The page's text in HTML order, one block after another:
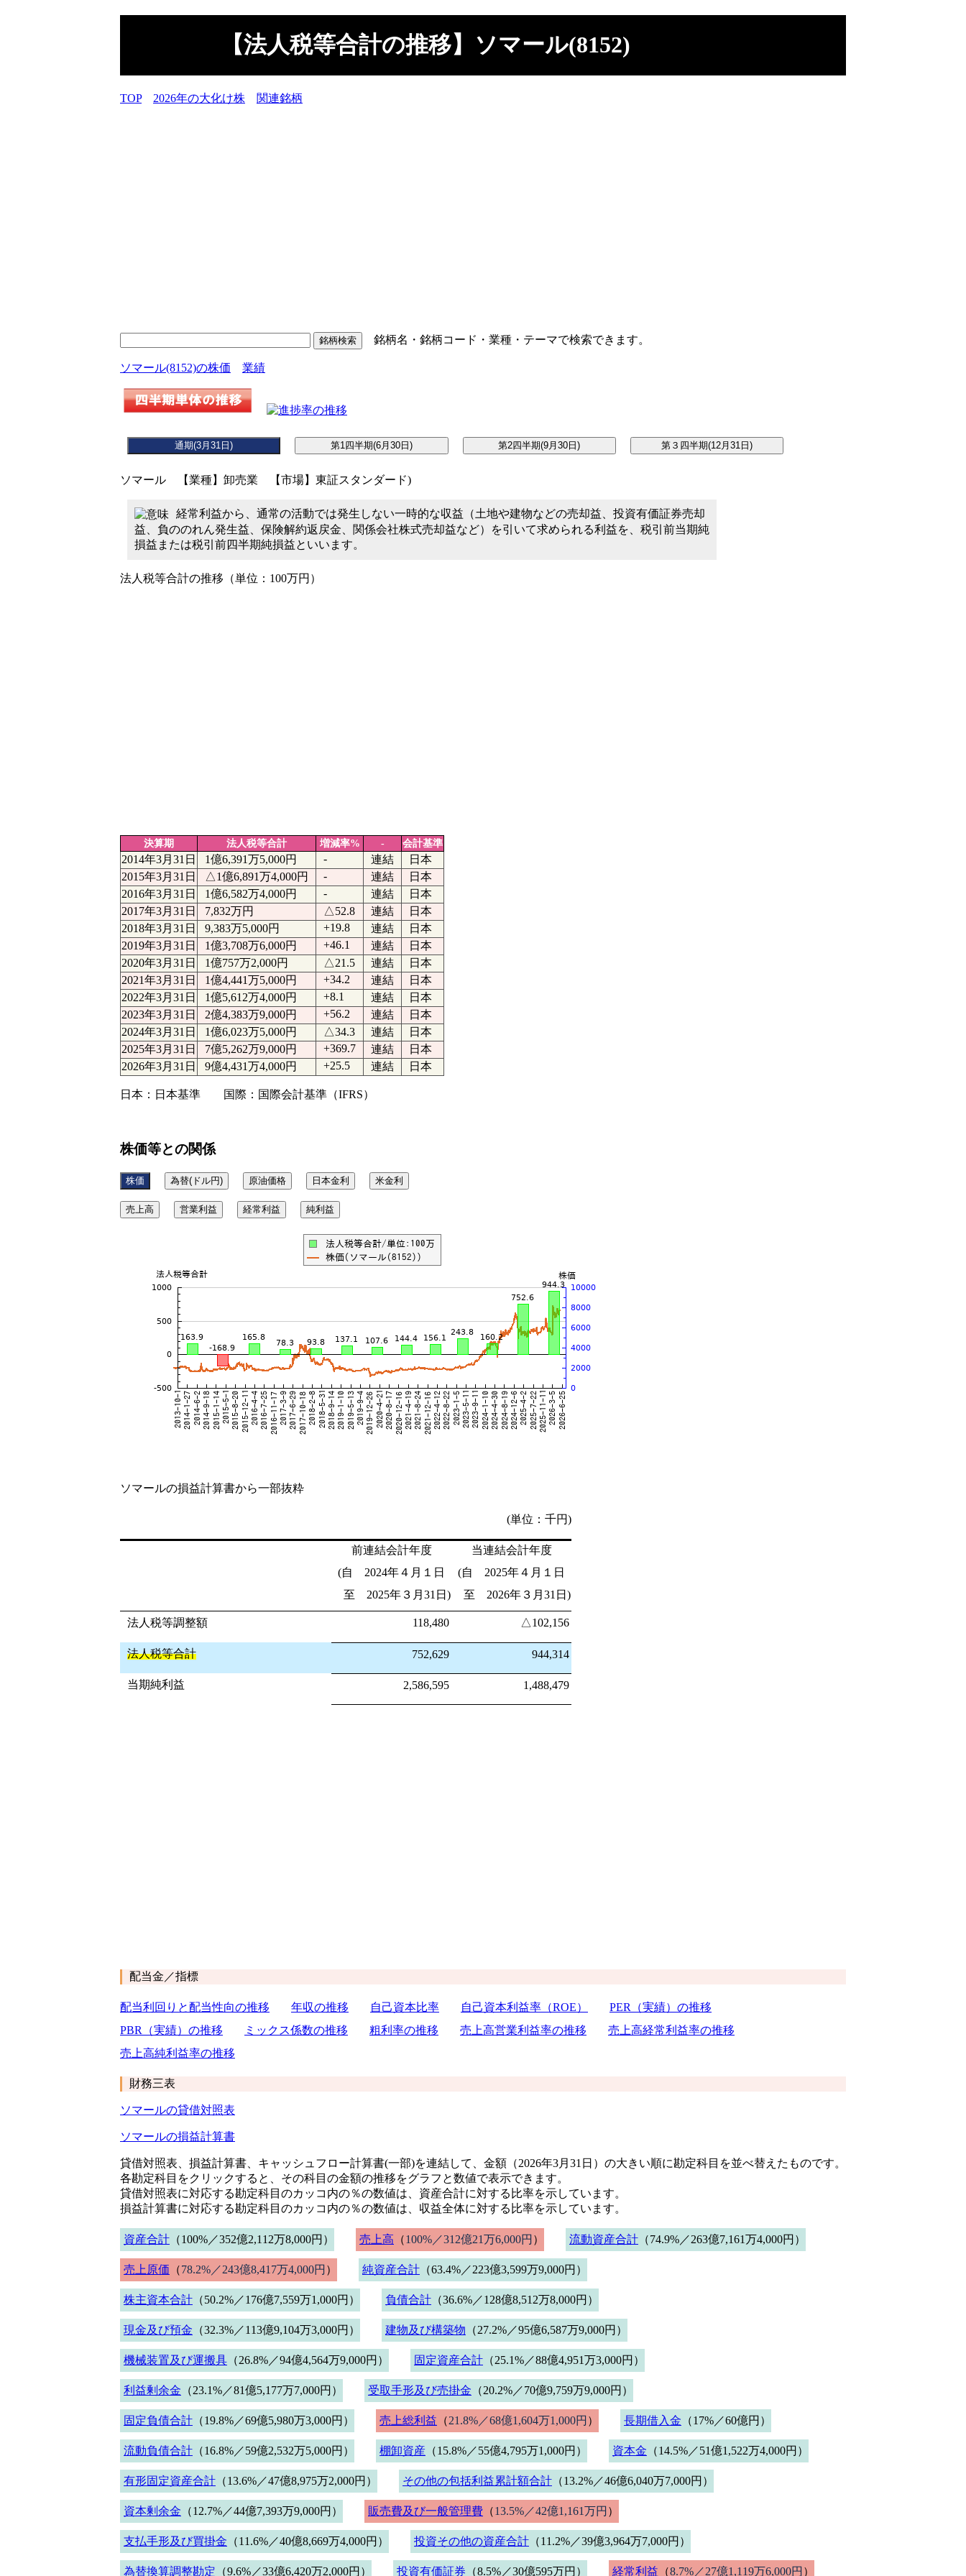
【法人税等合計の推移】ソマール(8152)
TOP 2026年の大化け株 関連銘柄
銘柄名・銘柄コード・業種・テーマで検索できます。
ソマール(8152)の株価 業績
ソマール 【業種】卸売業 【市場】東証スタンダード)
経常利益から、通常の活動では発生しない一時的な収益（土地や建物などの売却益、投資有価証券売却
益、負ののれん発生益、保険解約返戻金、関係会社株式売却益など）を引いて求められる利益を、税引前当期純
損益または税引前四半期純損益といいます。
法人税等合計の推移（単位：100万円）
決算期 法人税等合計 増減率% - 会計基準
2014年3月31日 1億6,391万5,000円 - 連結
日本
2015年3月31日
△1億6,891万4,000円 - 連結
日本
2016年3月31日
1億6,582万4,000円 - 連結
日本
2017年3月31日
7,832万円 △52.8 連結
日本
2018年3月31日
9,383万5,000円 +19.8 連結
日本
2019年3月31日
1億3,708万6,000円 +46.1 連結
日本
2020年3月31日
1億757万2,000円 △21.5 連結
日本
2021年3月31日
1億4,441万5,000円 +34.2 連結
日本
2022年3月31日
1億5,612万4,000円 +8.1 連結
日本
2023年3月31日
2億4,383万9,000円 +56.2 連結
日本
2024年3月31日
1億6,023万5,000円 △34.3 連結
日本
2025年3月31日
7億5,262万9,000円 +369.7 連結
日本
2026年3月31日
9億4,431万4,000円 +25.5 連結 日本
日本：日本基準 国際：国際会計基準（IFRS）
株価等との関係
株価 為替(ドル円) 原油価格 日本金利 米金利
売上高 営業利益 経常利益 純利益
ソマールの損益計算書から一部抜粋
(単位：千円)
前連結会計年度
(自 2024年４月１日
至 2025年３月31日)
当連結会計年度
(自 2025年４月１日
至 2026年３月31日)
法人税等調整額 118,480 △102,156
法人税等合計 752,629 944,314
当期純利益 2,586,595 1,488,479
配当金／指標
配当利回りと配当性向の推移 年収の推移 自己資本比率 自己資本利益率（ROE）
PER（実績）の推移
PBR（実績）の推移
ミックス係数の推移 粗利率の推移 売上高営業利益率の推移
売上高経常利益率の推移
売上高純利益率の推移
財務三表
ソマールの貸借対照表
ソマールの損益計算書
貸借対照表、損益計算書、キャッシュフロー計算書(一部)を連結して、金額（2026年3月31日）の大きい順に勘定科目を並べ替えたものです。
各勘定科目をクリックすると、その科目の金額の推移をグラフと数値で表示できます。
貸借対照表に対応する勘定科目のカッコ内の％の数値は、資産合計に対する比率を示しています。
損益計算書に対応する勘定科目のカッコ内の％の数値は、収益全体に対する比率を示しています。
資産合計 （100%／352億2,112万8,000円） 売上高 （100%／312億21万6,000円 ） 流動資産合計 （74.9%／263億7,161万4,000円）
売上原価 （78.2%／243億8,417万4,000円 ） 純資産合計 （63.4%／223億3,599万9,000円）
株主資本合計 （50.2%／176億7,559万1,000円） 負債合計 （36.6%／128億8,512万8,000円）
現金及び預金 （32.3%／113億9,104万3,000円） 建物及び構築物 （27.2%／95億6,587万9,000円）
機械装置及び運搬具 （26.8%／94億4,564万9,000円） 固定資産合計 （25.1%／88億4,951万3,000円）
利益剰余金 （23.1%／81億5,177万7,000円） 受取手形及び売掛金 （20.2%／70億9,759万9,000円）
固定負債合計 （19.8%／69億5,980万3,000円） 売上総利益 （21.8%／68億1,604万1,000円 ） 長期借入金 （17%／60億円）
流動負債合計 （16.8%／59億2,532万5,000円） 棚卸資産 （15.8%／55億4,795万1,000円） 資本金 （14.5%／51億1,522万4,000円）
有形固定資産合計 （13.6%／47億8,975万2,000円） その他の包括利益累計額合計 （13.2%／46億6,040万7,000円）
資本剰余金 （12.7%／44億7,393万9,000円） 販売費及び一般管理費 （13.5%／42億1,161万円 ）
支払手形及び買掛金 （11.6%／40億8,669万4,000円） 投資その他の資産合計 （11.2%／39億3,964万7,000円）
為替換算調整勘定 （9.6%／33億6,420万2,000円） 投資有価証券 （8.5%／30億595万円） 経常利益 （8.7%／27億1,119万6,000円 ）